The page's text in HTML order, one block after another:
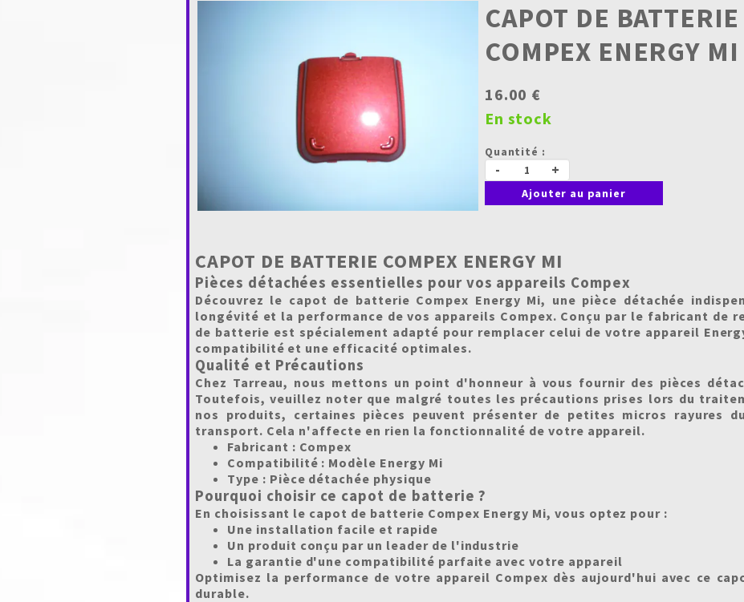
CAPOT DE BATTERIE
COMPEX ENERGY MI
16.00 €
En stock
Quantité :
- +
Ajouter au panier
CAPOT DE BATTERIE COMPEX ENERGY MI
Pièces détachées essentielles pour vos appareils Compex
Découvrez le capot de batterie Compex Energy Mi, une pièce détachée
longévité et la performance de vos appareils Compex. Conçu par le fabricant de
de batterie est spécialement adapté pour remplacer celui de votre appareil
compatibilité et une efficacité optimales.
Qualité et Précautions
Chez Tarreau, nous mettons un point d'honneur à vous fournir des pièces
Toutefois, veuillez noter que malgré toutes les précautions prises lors du
nos produits, certaines pièces peuvent présenter de petites micros rayures
transport. Cela n'affecte en rien la fonctionnalité de votre appareil.
Fabricant : Compex
Compatibilité : Modèle Energy Mi
Type : Pièce détachée physique
Pourquoi choisir ce capot de batterie ?
En choisissant le capot de batterie Compex Energy Mi, vous optez pour :
Une installation facile et rapide
Un produit conçu par un leader de l'industrie
La garantie d'une compatibilité parfaite avec votre appareil
Optimisez la performance de votre appareil Compex dès aujourd'hui avec ce
durable.